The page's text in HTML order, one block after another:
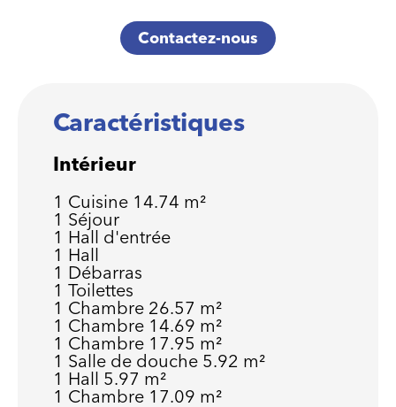
Contactez-nous
Caractéristiques
Intérieur
1 Cuisine 14.74 m²
1 Séjour
1 Hall d'entrée
1 Hall
1 Débarras
1 Toilettes
1 Chambre 26.57 m²
1 Chambre 14.69 m²
1 Chambre 17.95 m²
1 Salle de douche 5.92 m²
1 Hall 5.97 m²
1 Chambre 17.09 m²